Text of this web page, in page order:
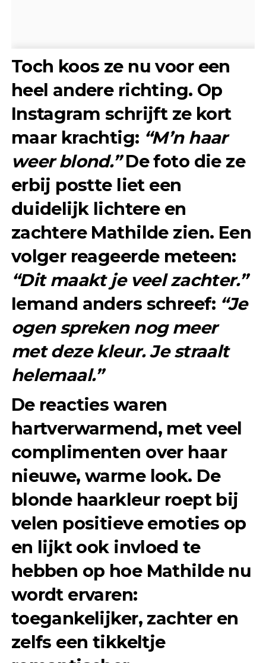
Toch koos ze nu voor een
heel andere richting. Op
Instagram schrijft ze kort
maar krachtig: “M’n haar
weer blond.”De foto die ze
erbij postte liet een
duidelijk lichtere en
zachtere Mathilde zien. Een
volger reageerde meteen:
“Dit maakt je veel zachter.”
Iemand anders schreef: “Je
ogen spreken nog meer
met deze kleur. Je straalt
helemaal.”
De reacties waren
hartverwarmend, met veel
complimenten over haar
nieuwe, warme look. De
blonde haarkleur roept bij
velen positieve emoties op
en lijkt ook invloed te
hebben op hoe Mathilde nu
wordt ervaren:
toegankelijker, zachter en
zelfs een tikkeltje